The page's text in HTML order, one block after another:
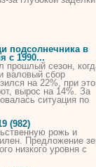
подсолнечникав
с 1990...
прошлый сезон,
валовый сбор
на 22%, при
вырос на 14%. За
ситуация по
(982)
рожь и
Предложение
низкого уровня с